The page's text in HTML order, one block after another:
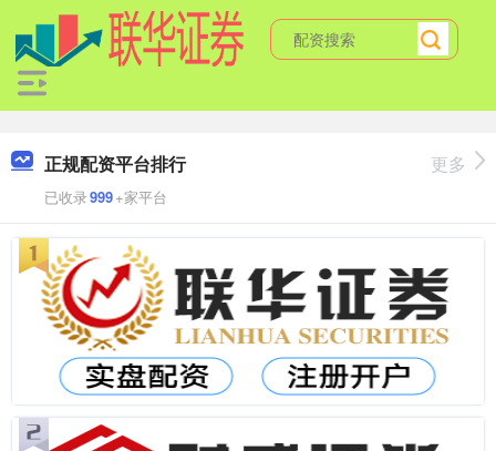
正规配资平台排行
已收录999+家平台
更多